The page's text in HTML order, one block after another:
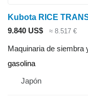
Kubota RICE
9.840 US$
≈ 8.517 €
Maquinaria de siembra
gasolina
Japón